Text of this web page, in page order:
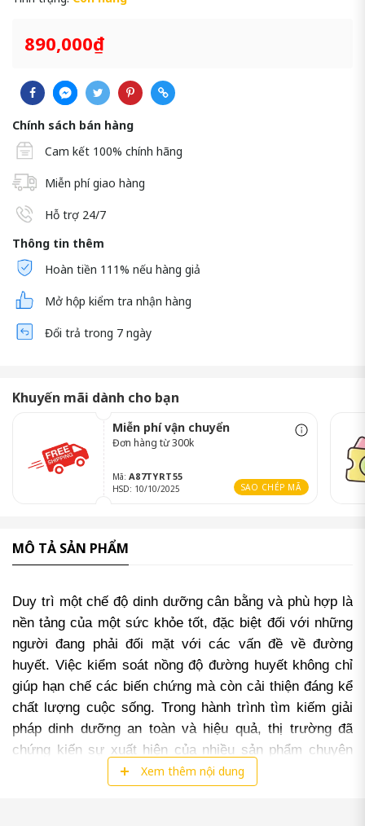
890,000₫
Chính sách bán hàng
Cam kết 100% chính hãng
Miễn phí giao hàng
Hỗ trợ 24/7
Thông tin thêm
Hoàn tiền 111% nếu hàng giả
Mở hộp kiểm tra nhận hàng
Đổi trả trong 7 ngày
Khuyến mãi dành cho bạn
Miễn phí vận chuyển
Đơn hàng từ 300k
Mã: A87TYRT55
HSD: 10/10/2025 SAO CHÉP MÃ
MÔ TẢ SẢN PHẨM
Duy trì một chế độ dinh dưỡng cân bằng và phù hợp là
nền tảng của một sức khỏe tốt, đặc biệt đối với những
người đang phải đối mặt với các vấn đề về đường
huyết. Việc kiểm soát nồng độ đường huyết không chỉ
giúp hạn chế các biến chứng mà còn cải thiện đáng kể
chất lượng cuộc sống. Trong hành trình tìm kiếm giải
pháp dinh dưỡng an toàn và hiệu quả, thị trường đã
chứng kiến sự xuất hiện của nhiều sản phẩm chuyên
biệt. Nổi bật trong số đó là Sữa Faligold
Xem thêm nội dung